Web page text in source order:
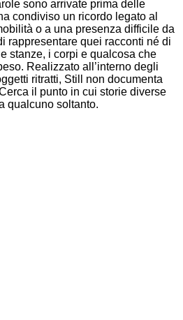
sono arrivate prima delle
condiviso un ricordo legato al
o a una presenza difficile da
rappresentare quei racconti né di
stanze, i corpi e qualcosa che
Realizzato all’interno degli
ritratti, Still non documenta
il punto in cui storie diverse
qualcuno soltanto.